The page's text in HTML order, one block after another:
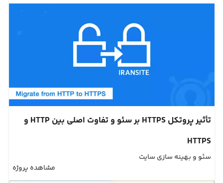
تأثیر پروتکل HTTPS بر سئو و تفاوت اصلی بین HTTP و
HTTPS
سئو و بهینه سازی سایت
مشاهده پروژه